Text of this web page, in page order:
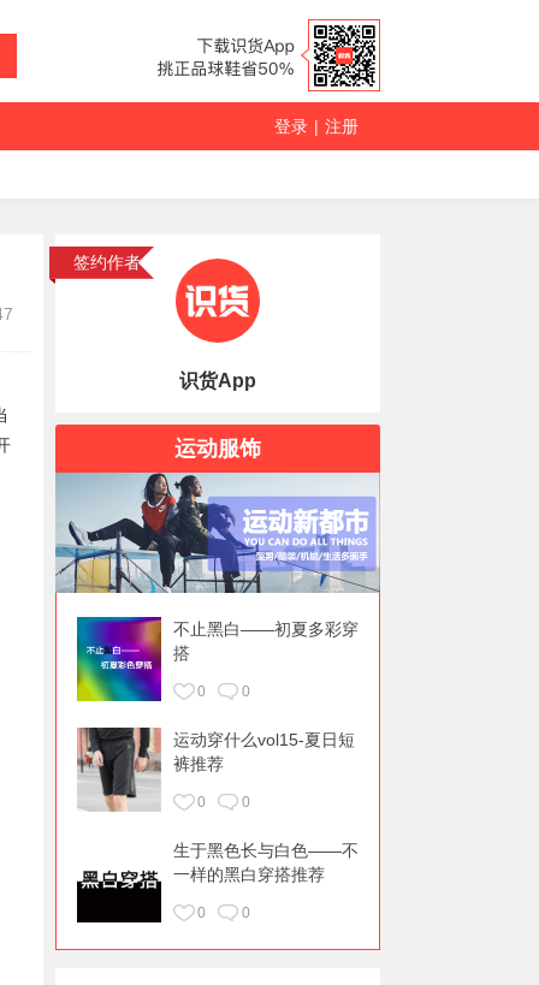
登录 | 注册
签约作者
识货App
运动服饰
不止黑白——初夏多彩穿
搭
0 0
运动穿什么vol15-夏日短
裤推荐
0 0
生于黑色长与白色——不
一样的黑白穿搭推荐
0 0